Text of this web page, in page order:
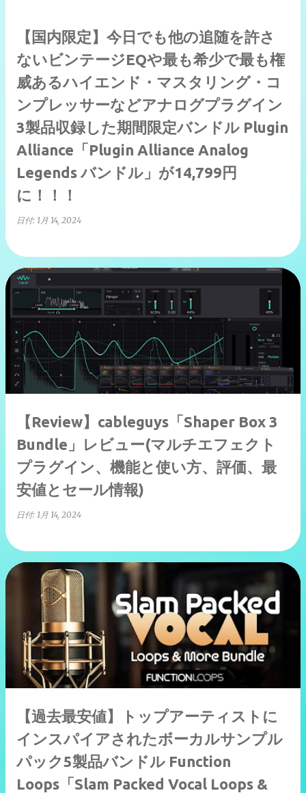
【国内限定】今日でも他の追随を許さ
ないビンテージEQや最も希少で最も権
威あるハイエンド・マスタリング・コ
ンプレッサーなどアナログプラグイン
3製品収録した期間限定バンドル Plugin
Alliance「Plugin Alliance Analog
Legends バンドル」が14,799円
に！！！
日付: 1月 14, 2024
【Review】cableguys「Shaper Box 3
Bundle」レビュー(マルチエフェクト
プラグイン、機能と使い方、評価、最
安値とセール情報)
日付: 1月 14, 2024
【過去最安値】トップアーティストに
インスパイアされたボーカルサンプル
パック5製品バンドル Function
Loops「Slam Packed Vocal Loops &